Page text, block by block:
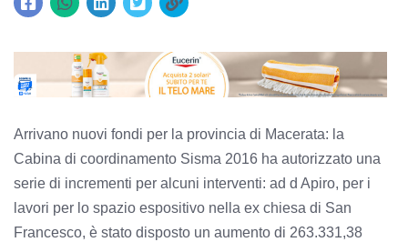
Arrivano nuovi fondi per la provincia di Macerata: la
Cabina di coordinamento Sisma 2016 ha autorizzato una
serie di incrementi per alcuni interventi: ad d Apiro, per i
lavori per lo spazio espositivo nella ex chiesa di San
Francesco, è stato disposto un aumento di 263.331,38